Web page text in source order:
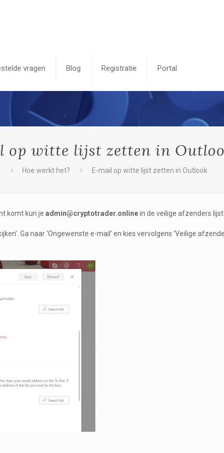
vragen Blog Registratie Portal
op witte lijst zetten in
Hoe werkt het? E-mail op witte lijst zetten in Outlook
komt kun jeadmin@cryptotrader.onlinein de veilige afzenders
Ga naar ‘Ongewenste e-mail’ en kies vervolgens ‘Veilige